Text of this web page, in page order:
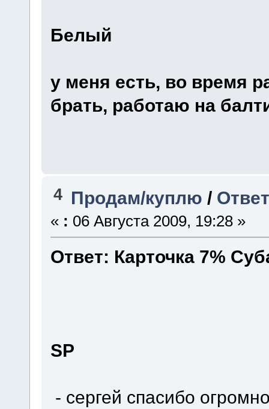
Белый
у меня есть, во время
брать, работаю на
4 Продам/куплю /
« : 06 Августа 2009, 19:28 »
Ответ: Карточка 7%
SP
- сергей спасибо